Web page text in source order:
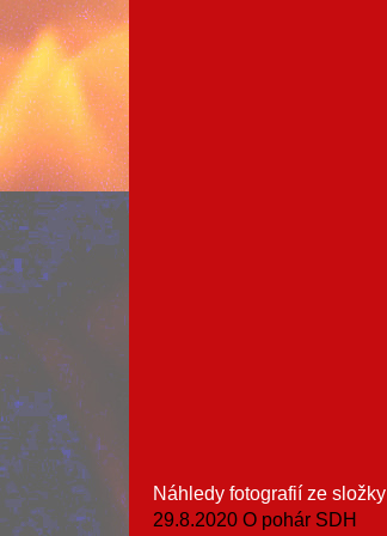
Náhledy fotografií ze složky
29.8.2020 O pohár SDH